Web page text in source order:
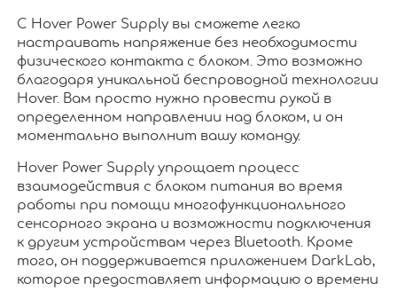
С Hover Power Supply вы сможете легко
настраивать напряжение без необходимости
физического контакта с блоком. Это возможно
благодаря уникальной беспроводной технологии
Hover. Вам просто нужно провести рукой в
определенном направлении над блоком, и он
моментально выполнит вашу команду.
Hover Power Supply упрощает процесс
взаимодействия с блоком питания во время
работы при помощи многофункционального
сенсорного экрана и возможности подключения
к другим устройствам через Bluetooth. Кроме
того, он поддерживается приложением DarkLab,
которое предоставляет информацию о времени